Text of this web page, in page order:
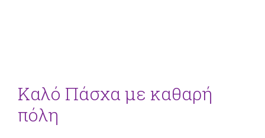
Καλό Πάσχα με καθαρή
πόλη